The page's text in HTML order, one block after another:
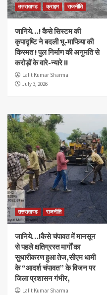
उत्तराखण्ड क्राइम राजनीति
जानिये…! कैसे सिस्टम की
कृपादृष्टि ने बदली भू-माफिया की
किस्मत ! पुल निर्माण की अनुमति से
करोड़ों के वारे-न्यारे !!
Lalit Kumar Sharma
July 3, 2026
उत्तराखण्ड राजनीति
जानिये…!कैसे चंपावत में मानसून
से पहले क्षतिग्रस्त मार्गों का
सुधारीकरण हुआ तेज,सीएम धामी
के “आदर्श चंपावत” के विजन पर
जिला प्रशासन गंभीर,
Lalit Kumar Sharma